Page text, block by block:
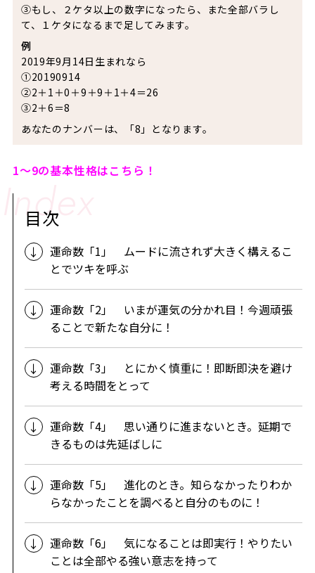
③もし、２ケタ以上の数字になったら、また全部バラし
て、１ケタになるまで足してみます。
例
2019年9月14日生まれなら
①20190914
②2＋1＋0＋9＋9＋1＋4＝26
③2＋6＝8
あなたのナンバーは、「8」となります。
1～9の基本性格はこちら！
目次
運命数「1」 ムードに流されず大きく構えるこ
とでツキを呼ぶ
運命数「2」 いまが運気の分かれ目！今週頑張
ることで新たな自分に！
運命数「3」 とにかく慎重に！即断即決を避け
考える時間をとって
運命数「4」 思い通りに進まないとき。延期で
きるものは先延ばしに
運命数「5」 進化のとき。知らなかったりわか
らなかったことを調べると自分のものに！
運命数「6」 気になることは即実行！やりたい
ことは全部やる強い意志を持って